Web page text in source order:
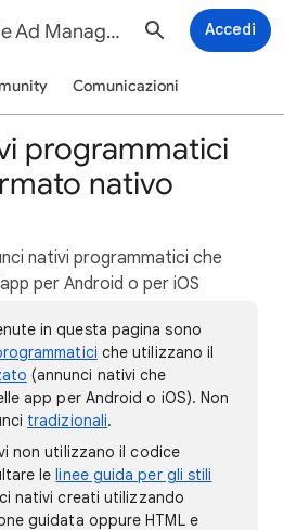
Guida di Google Ad Manager Accedi
Comunicazioni
programmatici
nativo
nativi programmatici che
per Android o per iOS
in questa pagina sono
che utilizzano il
(annunci nativi che
app per Android o iOS). Non
tradizionali.
non utilizzano il codice
lelinee guida per gli stili
nativi creati utilizzando
guidata oppure HTML e